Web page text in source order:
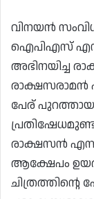
വിനയൻ
ഐപിഎസ്
അഭിനയിച്ച
രാക്ഷസരാമൻ
പേര്
രാക്ഷസൻ
ആക്ഷേപം
ചിത്രത്തിന്റെ